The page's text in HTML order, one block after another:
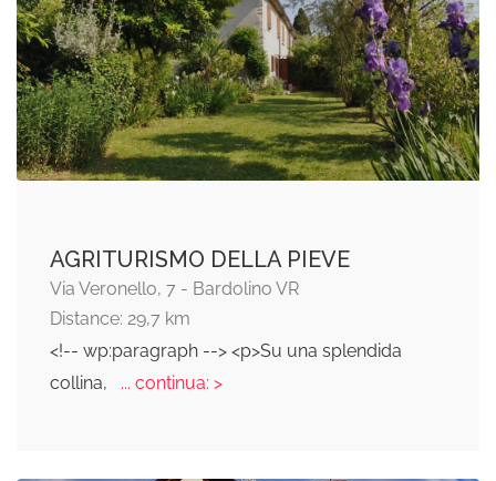
AGRITURISMO DELLA PIEVE
Via Veronello, 7 - Bardolino VR
Distance: 29,7 km
<!-- wp:paragraph --> <p>Su una splendida
collina,
... continua: >